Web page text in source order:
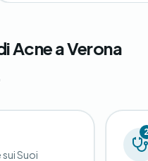
Acne a Verona
Suoi
2